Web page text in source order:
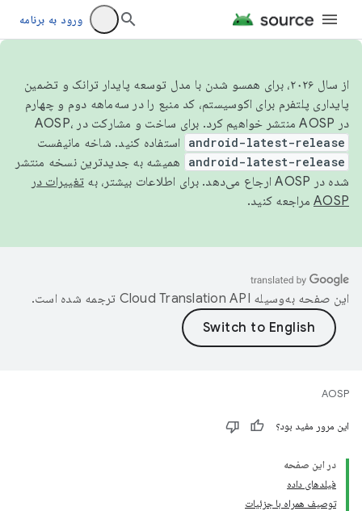
ورود به برنامه
از سال ۲۰۲۶، برای همسو شدن با مدل توسعه پایدار ترانک و تضمین
پایداری پلتفرم برای اکوسیستم، کد منبع را در سه‌ماهه دوم و چهارم
در AOSP منتشر خواهیم کرد. برای ساخت و مشارکت در AOSP،
android-latest-release استفاده کنید. شاخه مانیفست
android-latest-release
همیشه به جدیدترین نسخه منتشر
شده در AOSP ارجاع می‌دهد. برای اطلاعات بیشتر، به
تغییرات در
AOSP مراجعه کنید.
این صفحه به‌وسیله ترجمه شده است.
AOSP
این مرور مفید بود؟
در این صفحه
فیلدهای داده
توصیف همراه با جزئیات